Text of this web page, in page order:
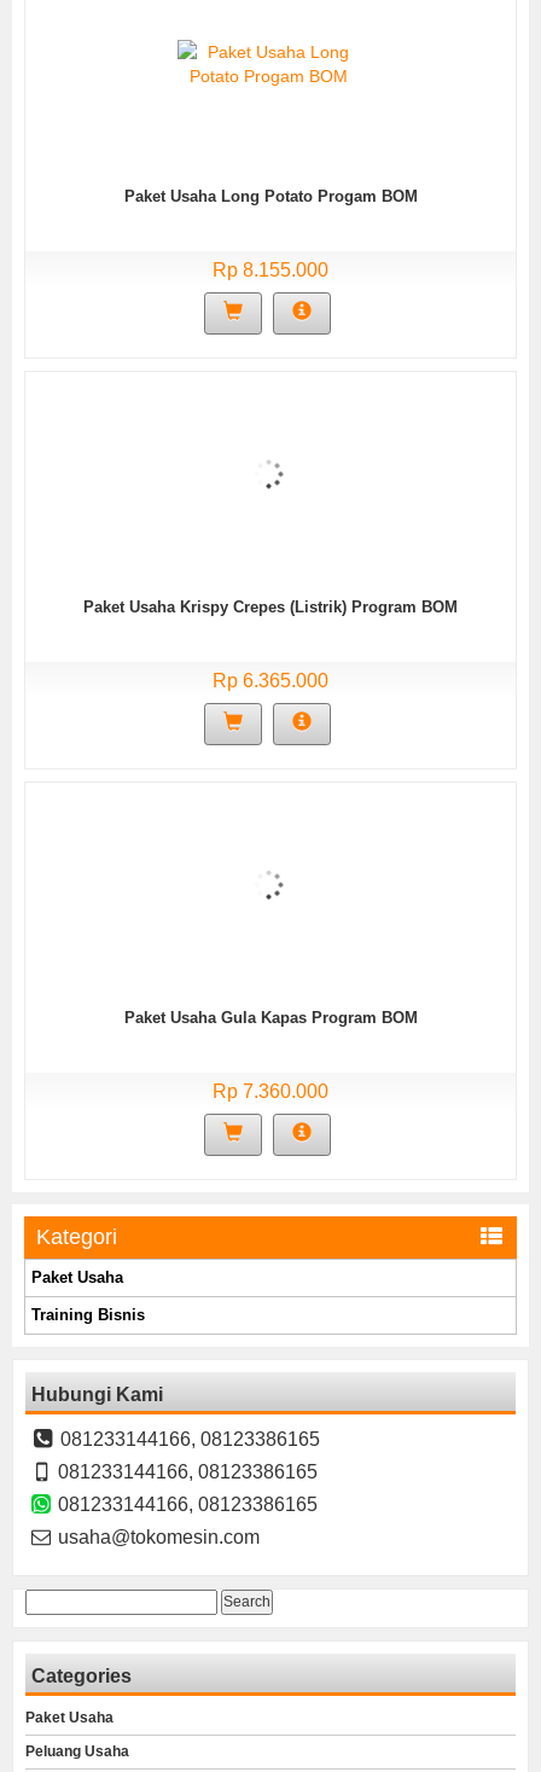
Paket Usaha Long Potato Progam BOM
Rp 8.155.000
Paket Usaha Krispy Crepes (Listrik) Program BOM
Rp 6.365.000
Paket Usaha Gula Kapas Program BOM
Rp 7.360.000
Kategori
Paket Usaha
Training Bisnis
Hubungi Kami
081233144166, 08123386165
081233144166, 08123386165
081233144166, 08123386165
usaha@tokomesin.com
for:
Categories
Paket Usaha
Peluang Usaha